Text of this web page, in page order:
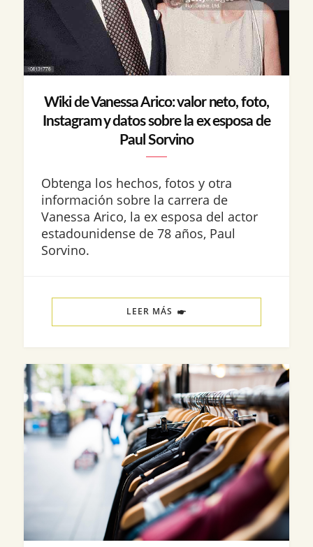
Wiki de Vanessa Arico: valor neto, foto,
Instagram y datos sobre la ex esposa de
Paul Sorvino
Obtenga los hechos, fotos y otra
información sobre la carrera de
Vanessa Arico, la ex esposa del actor
estadounidense de 78 años, Paul
Sorvino.
LEER MÁS